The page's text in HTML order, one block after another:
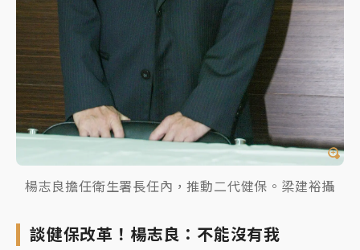
楊志良擔任衛生署長任內，推動二代健保。梁建裕攝
談健保改革！楊志良：不能沒有我